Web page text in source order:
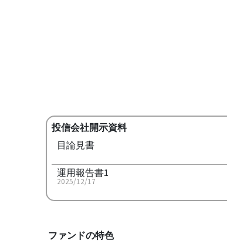
投信会社開示資料
目論見書
運用報告書1
2025/12/17
ファンドの特色